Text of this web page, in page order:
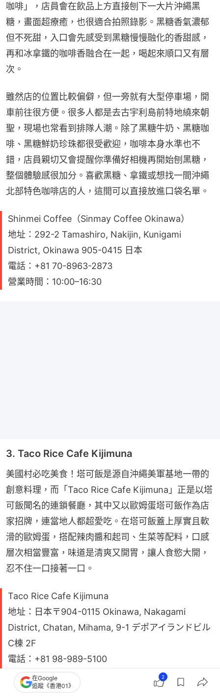
咖啡」，店員會在飲品上方直接刨下一大片沖繩黑
糖，畫面超療癒，也很適合拍照錄影。黑糖香氣濃郁
但不死甜，入口會先感受到黑糖慢慢融化的香甜感，
再和冰拿鐵的咖啡香融合在一起，喝起來順口又有層
次。
雖然店的位置比較偏僻，但一旁就有大型停車場，開
車前往很方便。很多人都是去古宇利島前特地繞來朝
聖，現場也常看到排隊人潮。除了黑糖牛奶、黑糖咖
啡、黑糖鮮奶珍珠都很受歡迎，咖啡本身水準也不
錯，店員親切又會提醒你準備好相機再開始刨黑糖，
整個體驗感很加分。喜歡黑糖、拿鐵或想找一間沖繩
北部特色咖啡店的人，這間可以直接放進口袋名單。
Shinmei Coffee（Sinmay Coffee Okinawa）
地址：292-2 Tamashiro, Nakijin, Kunigami
District, Okinawa 905-0415 日本
電話：+81 70-8963-2873
營業時間：10:00–16:30
3. Taco Rice Cafe Kijimuna
美國村必吃美食！塔可飯是源自沖繩美軍基地一帶的
創意料理，而「Taco Rice Cafe Kijimuna」正是以塔
可飯聞名的連鎖餐廳，其中又以歐姆蛋塔可飯作為店
家招牌，連當地人都超愛吃。在塔可飯蓋上厚實且軟
滑的歐姆蛋，搭配辣肉醬和起司、生菜等配料，口感
層次相當豐富，味道是清爽又開胃，讓人食慾大開，
忍不住一口接著一口。
Taco Rice Cafe Kijimuna
地址：日本〒904-0115 Okinawa, Nakagami
District, Chatan, Mihama, 9-1 デポアイランドビル
C棟 2F
電話：+81 98-989-5100
營業時間：11:00-22:00
在Google
追蹤《香港01》
2